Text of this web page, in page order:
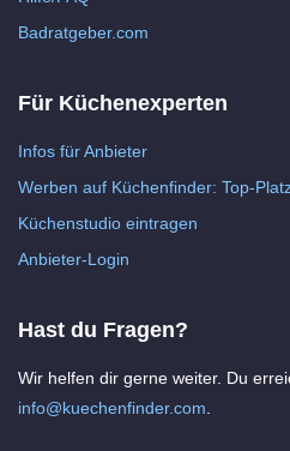
Badratgeber.com
Für Küchenexperten
Infos für Anbieter
Werben auf Küchenfinder: Top-
Küchenstudio eintragen
Anbieter-Login
Hast du Fragen?
Wir helfen dir gerne weiter. Du
info@kuechenfinder.com